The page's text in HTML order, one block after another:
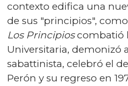
contexto edifica una
de sus "principios",
Los Principioscombatió
Universitaria, demonizó
sabattinista, celebró el
Perón y su regreso en